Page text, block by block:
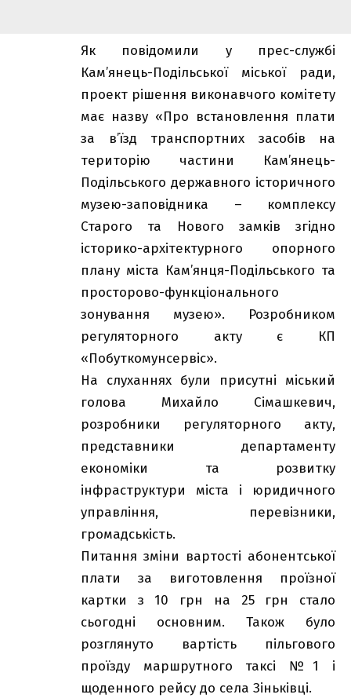
Як повідомили у прес-службі
Кам’янець-Подільської міської ради,
проект рішення виконавчого комітету
має назву «Про встановлення плати
за в’їзд транспортних засобів на
територію частини Кам’янець-
Подільського державного історичного
музею-заповідника – комплексу
Старого та Нового замків згідно
історико-архітектурного опорного
плану міста Кам’янця-Подільського та
просторово-функціонального
зонування музею». Розробником
регуляторного акту є КП
«Побуткомунсервіс».
На слуханнях були присутні міський
голова Михайло Сімашкевич,
розробники регуляторного акту,
представники департаменту
економіки та розвитку
інфраструктури міста і юридичного
управління, перевізники,
громадськість.
Питання зміни вартості абонентської
плати за виготовлення проїзної
картки з 10 грн на 25 грн стало
сьогодні основним. Також було
розглянуто вартість пільгового
проїзду маршрутного таксі №1 і
щоденного рейсу до села Зіньківці.